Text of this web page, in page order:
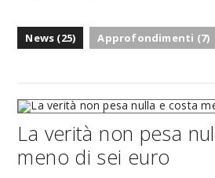
News (25) Approfondimenti (7)
La verità non pesa
meno di sei euro